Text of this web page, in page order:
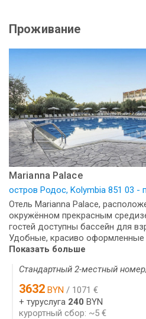
Проживание
Marianna Palace
остров Родос, Kolymbia 851 03 -
Отель Marianna Palace,
окружённом прекрасным
гостей доступны бассейн для
Удобные, красиво оформленные
Показать больше
Стандартный 2-местный
3632 BYN / 1071 €
+ туруслуга 240 BYN
курортный сбор: ~5 €